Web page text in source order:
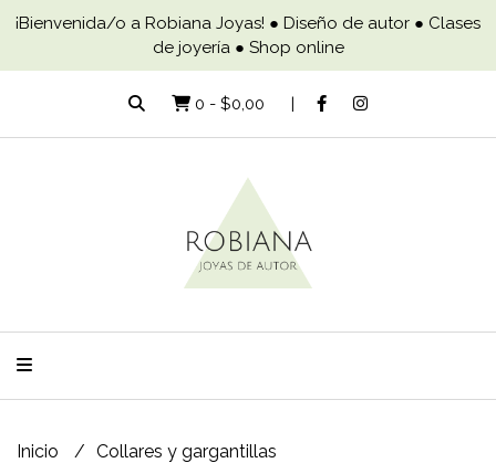
¡Bienvenida/o a Robiana Joyas! ● Diseño de autor ● Clases
de joyería ● Shop online
0 - $0,00
Inicio Collares y gargantillas